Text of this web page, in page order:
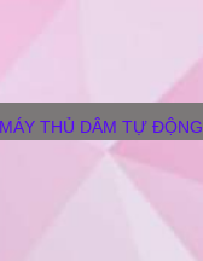
MÁY THỦ DÂM TỰ ĐỘNG